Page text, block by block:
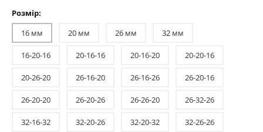
Розмір:
16 мм
20 мм 26 мм 32 мм
16-20-16 20-16-16 20-16-20 20-20-16
20-26-20 26-16-20 26-16-26 26-20-16
26-20-20 26-20-26 26-26-20 26-32-26
32-16-32 32-20-26 32-20-32 32-26-26